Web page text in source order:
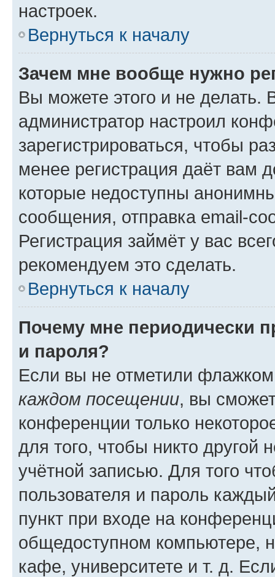
настроек.
Вернуться к началу
Зачем мне вообще нужно
Вы можете этого и не делать.
администратор настроил
зарегистрироваться, чтобы
менее регистрация даёт вам
которые недоступны
сообщения, отправка email-
Регистрация займёт у вас
рекомендуем это сделать.
Вернуться к началу
Почему мне периодически
и пароля?
Если вы не отметили
каждом посещении, вы
конференции только
для того, чтобы никто другой
учётной записью. Для того
пользователя и пароль
пункт при входе на
общедоступном компьютере,
кафе, университете и т. д.